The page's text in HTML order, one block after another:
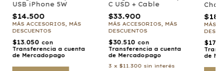
USB iPhone 5W
$14.500
MÁS ACCESORIOS, MÁS
DESCUENTOS
$13.050 con
Transferencia a cuenta
de Mercadopago
C USD + Cable
$33.900
MÁS ACCESORIOS, MÁS
DESCUENTOS
$30.510 con
Transferencia a cuenta
de Mercadopago
3 x $11.300 sin interés
MÁS
de